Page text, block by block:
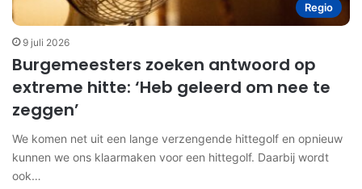
Regio
9 juli 2026
Burgemeesters zoeken antwoord op
extreme hitte: ‘Heb geleerd om nee te
zeggen’
We komen net uit een lange verzengende hittegolf en opnieuw
kunnen we ons klaarmaken voor een hittegolf. Daarbij wordt
ook…